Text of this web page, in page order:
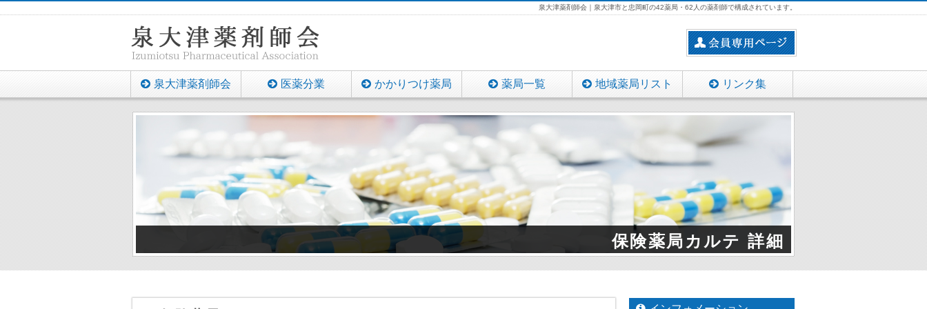
泉大津薬剤師会｜泉大津市と忠岡町の42薬局・62人の薬剤師で構成されています。
泉大津薬剤師会 医薬分業 かかりつけ薬局 薬局一覧 地域薬局リスト リンク集
保険薬局カルテ 詳細